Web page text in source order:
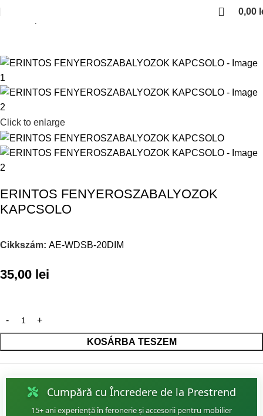
0,00
Click to enlarge
ERINTOS FENYEROSZABALYOZOK
KAPCSOLO
Cikkszám: AE-WDSB-20DIM
35,00 lei
KOSÁRBA TESZEM
Cumpără cu Încredere de la Prestrend
15+ ani experiență în feronerie și accesorii pentru mobilier